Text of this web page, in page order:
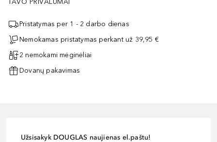
TAVO PRIVALUMAI
Pristatymas per 1 - 2 darbo dienas
Nemokamas pristatymas perkant už 39,95 €
2 nemokami mėginėliai
Dovanų pakavimas
Užsisakyk DOUGLAS naujienas el.paštu!